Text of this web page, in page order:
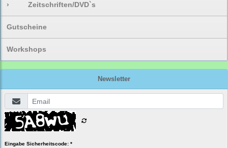
› Zeitschriften/DVD`s
Gutscheine
Workshops
Newsletter
Eingabe Sicherheitscode: *